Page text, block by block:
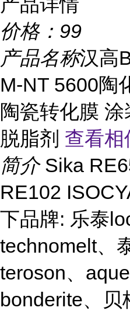
价格： 99
产品名称汉高
M-NT 5600陶
陶瓷转化膜
脱脂剂 查看
简介 Sika
RE102
下品牌: 乐泰
technomelt、
teroson、
bonderite、贝